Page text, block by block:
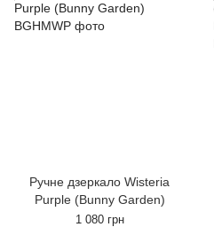
Ручне дзеркало Wisteria
Purple (Bunny Garden)
1 080 грн